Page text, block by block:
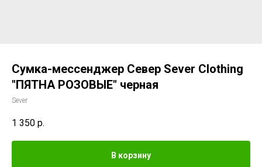
Сумка-мессенджер Север Sever Clothing
"ПЯТНА РОЗОВЫЕ" черная
Sever
1 350 р.
В корзину